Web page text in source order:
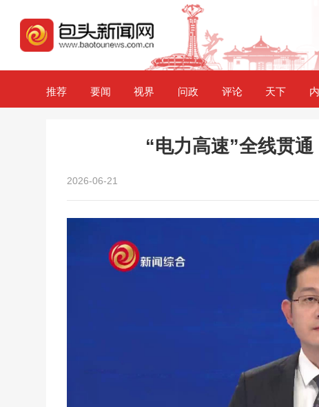
推荐 要闻 视界 问政 评论 天下
“电力高速”全线贯
2026-06-21